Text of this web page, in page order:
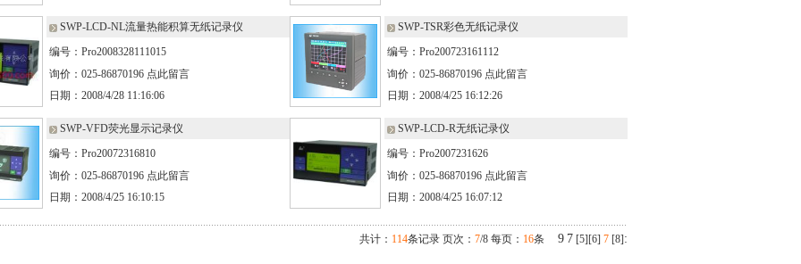
SWP-LCD-NL流量热能积算无纸记录仪
编号：Pro2008328111015
询价：025-86870196 点此留言
日期：2008/4/28 11:16:06
SWP-TSR彩色无纸记录仪
编号：Pro200723161112
询价：025-86870196 点此留言
日期：2008/4/25 16:12:26
SWP-VFD荧光显示记录仪
编号：Pro20072316810
询价：025-86870196 点此留言
日期：2008/4/25 16:10:15
SWP-LCD-R无纸记录仪
编号：Pro2007231626
询价：025-86870196 点此留言
日期：2008/4/25 16:07:12
共计： 114条记录 页次： 7/8 每页： 16条 9 7 [5][6] 7 [8]: